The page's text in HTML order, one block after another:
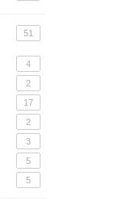
51
4
2
17
2
3
5
5